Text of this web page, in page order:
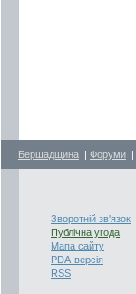
Бершадщина | Форуми |
Зворотній зв'язок
Публічна угода
Мапа сайту
PDA-версія
RSS